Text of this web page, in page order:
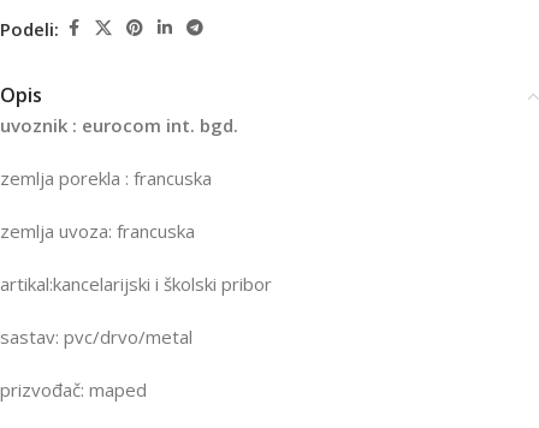
Podeli:
Opis
uvoznik : eurocom int. bgd.
zemlja porekla : francuska
zemlja uvoza: francuska
artikal:kancelarijski i školski pribor
sastav: pvc/drvo/metal
prizvođač: maped